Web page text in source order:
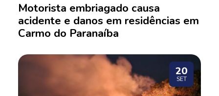
Motorista embriagado causa
acidente e danos em residências em
Carmo do Paranaíba
20
SET